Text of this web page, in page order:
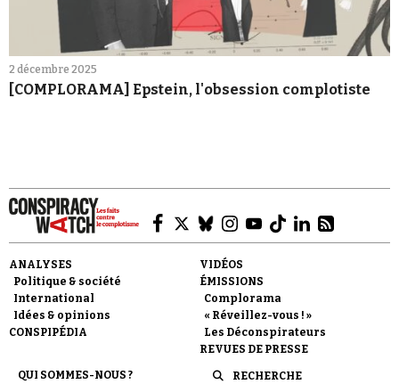
2 décembre 2025
[COMPLORAMA] Epstein, l'obsession complotiste
ANALYSES
Politique & société
International
Idées & opinions
CONSPIPÉDIA
VIDÉOS
ÉMISSIONS
Complorama
« Réveillez-vous ! »
Les Déconspirateurs
REVUES DE PRESSE
QUI SOMMES-NOUS ? RECHERCHE